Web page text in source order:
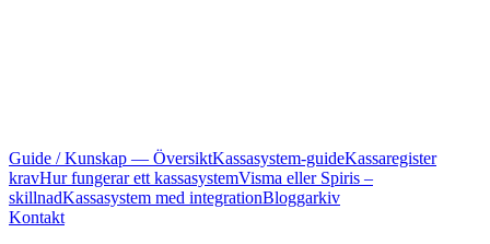
Guide / Kunskap — ÖversiktKassasystem-guideKassaregister
kravHur fungerar ett kassasystemVisma eller Spiris –
skillnadKassasystem med integrationBloggarkiv
Kontakt